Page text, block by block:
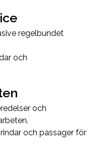
regelbundet
och
och
och passager för